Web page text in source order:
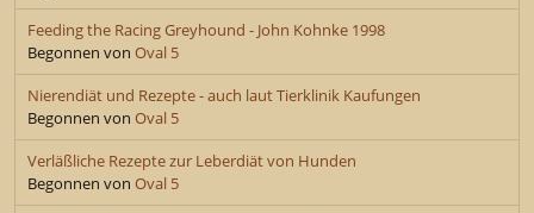
Feeding the Racing Greyhound - John Kohnke 1998
Begonnen von Oval 5
Nierendiät und Rezepte - auch laut Tierklinik Kaufungen
Begonnen von Oval 5
Verläßliche Rezepte zur Leberdiät von Hunden
Begonnen von Oval 5